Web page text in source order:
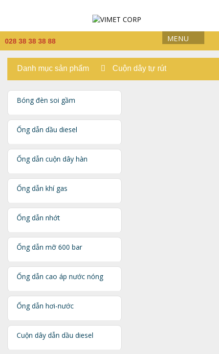
028 38 38 38 88 MENU
Danh mục sản phẩm Cuộn dây tự rút
Bóng đèn soi gầm
Ống dẫn dầu diesel
Ống dẫn cuộn dây hàn
Ống dẫn khí gas
Ống dẫn nhớt
Ống dẫn mỡ 600 bar
Ống dẫn cao áp nước nóng
Ống dẫn hơi-nước
Cuộn dây dẫn dầu diesel